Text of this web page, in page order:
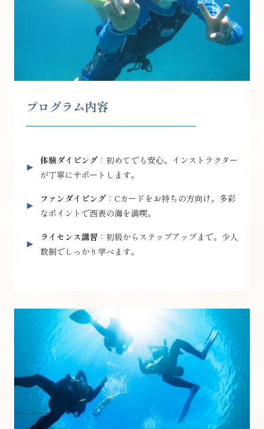
プログラム内容
体験ダイビング ：初めてでも安心。インストラクター
が丁寧にサポートします。
ファンダイビング ：Cカードをお持ちの方向け。多彩
なポイントで西表の海を満喫。
ライセンス講習 ：初級からステップアップまで。少人
数制でしっかり学べます。